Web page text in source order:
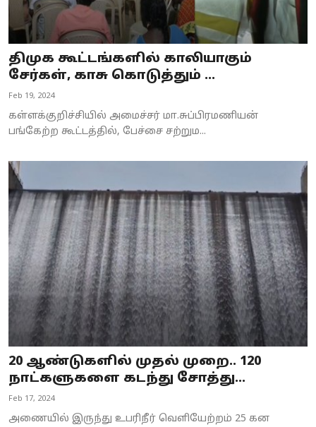
திமுக கூட்டங்களில் காலியாகும்
சேர்கள், காசு கொடுத்தும் ...
Feb 19, 2024
கள்ளக்குறிச்சியில் அமைச்சர் மா.சுப்பிரமணியன்
பங்கேற்ற கூட்டத்தில், பேச்சை சற்றும...
20 ஆண்டுகளில் முதல் முறை.. 120
நாட்களுகளை கடந்து சோத்து...
Feb 17, 2024
அணையில் இருந்து உபரிநீர் வெளியேற்றம் 25 கன